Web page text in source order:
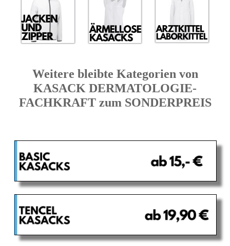
Weitere bleibte Kategorien von
KASACK DERMATOLOGIE-
FACHKRAFT zum SONDERPREIS